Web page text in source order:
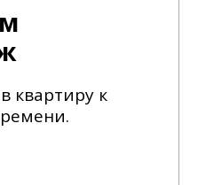
квартиру к